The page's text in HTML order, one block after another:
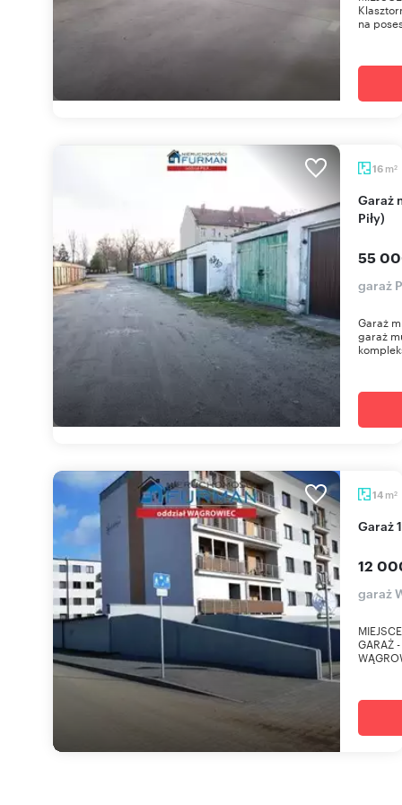
na
16 m2
Garaż murowany 16 m² przy ul. Okrzei (centrum
Piły)
55
garaż
Garaż
garaż
14 m2
12
garaż
GARAŻ